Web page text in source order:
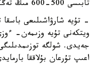
تابىسى 500-600 مىڭ تەڭگەدەن اسادى.
- تۇيە شارۋاشىلىعى باسقا
ويتكەنى تۇيە وزىمەن-
جەيدى. شولگە